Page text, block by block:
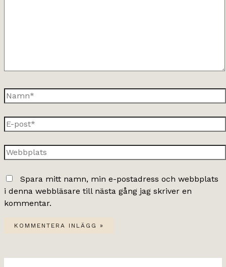
Namn*
E-
post*
Webbplats
Spara mitt namn, min e-postadress och webbplats
i denna webbläsare till nästa gång jag skriver en
kommentar.